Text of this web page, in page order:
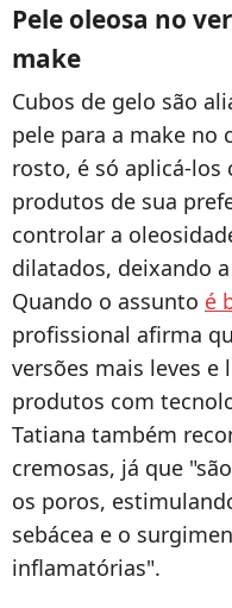
Pele oleosa no
make
Cubos de gelo são
pele para a make no
rosto, é só aplicá-los
produtos de sua
controlar a
dilatados, deixando
Quando o assunto é
profissional afirma
versões mais leves e
produtos com
Tatiana também
cremosas, já que
os poros,
sebácea e o
inflamatórias".